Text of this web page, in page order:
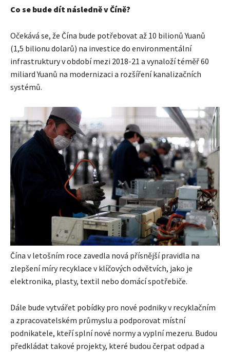
Co se bude dít následně v Číně?
Očekává se, že Čína bude potřebovat až 10 bilionů Yuanů
(1,5 bilionu dolarů) na investice do environmentální
infrastruktury v období mezi 2018-21 a vynaloží téměř 60
miliard Yuanů na modernizaci a rozšíření kanalizačních
systémů.
Čína v letošním roce zavedla nová přísnější pravidla na
zlepšení míry recyklace v klíčových odvětvích, jako je
elektronika, plasty, textil nebo domácí spotřebiče.
Dále bude vytvářet pobídky pro nové podniky v recyklačním
a zpracovatelském průmyslu a podporovat místní
podnikatele, kteří splní nové normy a vyplní mezeru. Budou
předkládat takové projekty, které budou čerpat odpad a